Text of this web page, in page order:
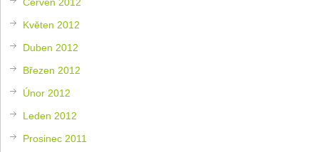
Květen 2012
Duben 2012
Březen 2012
Únor 2012
Leden 2012
Prosinec 2011